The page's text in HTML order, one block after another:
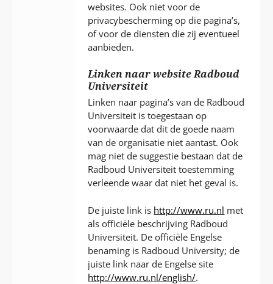
websites. Ook niet voor de
privacybescherming op die pagina’s,
of voor de diensten die zij eventueel
aanbieden.
Linken naar website Radboud
Universiteit
Linken naar pagina’s van de Radboud
Universiteit is toegestaan op
voorwaarde dat dit de goede naam
van de organisatie niet aantast. Ook
mag niet de suggestie bestaan dat de
Radboud Universiteit toestemming
verleende waar dat niet het geval is.
De juiste link is http://www.ru.nl met
als officiële beschrijving Radboud
Universiteit. De officiële Engelse
benaming is Radboud University; de
juiste link naar de Engelse site
http://www.ru.nl/english/.